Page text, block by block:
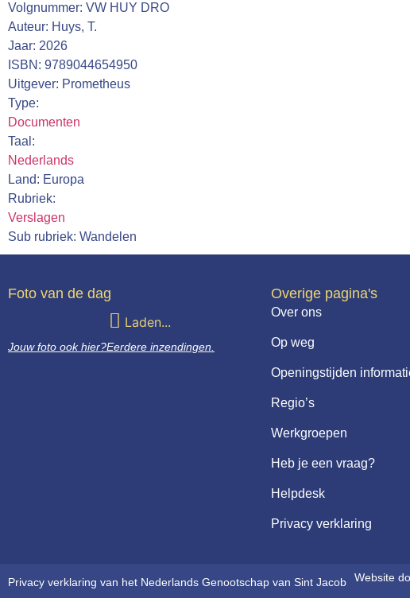
Volgnummer: VW HUY DRO
Auteur: Huys, T.
Jaar: 2026
ISBN: 9789044654950
Uitgever: Prometheus
Type:
Documenten
Taal:
Nederlands
Land: Europa
Rubriek:
Verslagen
Sub rubriek: Wandelen
Foto van de dag
Laden...
Jouw foto ook hier?Eerdere inzendingen.
Overige pagina's
Over ons
Op weg
Openingstijden
Regio’s
Werkgroepen
Heb je een vraag?
Helpdesk
Privacy verklaring
Privacy verklaring van het Nederlands Genootschap van Sint Jacob Website